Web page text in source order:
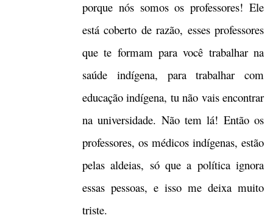
porque nós somos os professores! Ele
está coberto de razão, esses professores
que te formam para você trabalhar na
saúde indígena, para trabalhar com
educação indígena, tu não vais encontrar
na universidade. Não tem lá! Então os
professores, os médicos indígenas, estão
pelas aldeias, só que a política ignora
essas pessoas, e isso me deixa muito
triste.